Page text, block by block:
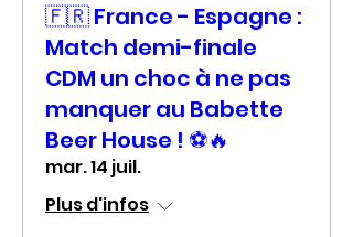
🇫🇷 France - Espagne :
Match demi-finale
CDM un choc à ne pas
manquer au Babette
Beer House ! ⚽🔥
mar. 14 juil.
Plus d'infos